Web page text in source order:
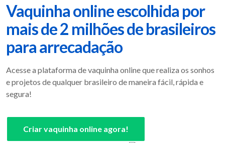
Vaquinha online escolhida por
mais de 2 milhões de brasileiros
para arrecadação
Acesse a plataforma de vaquinha online que realiza os sonhos
e projetos de qualquer brasileiro de maneira fácil, rápida e
segura!
Criar vaquinha online agora!